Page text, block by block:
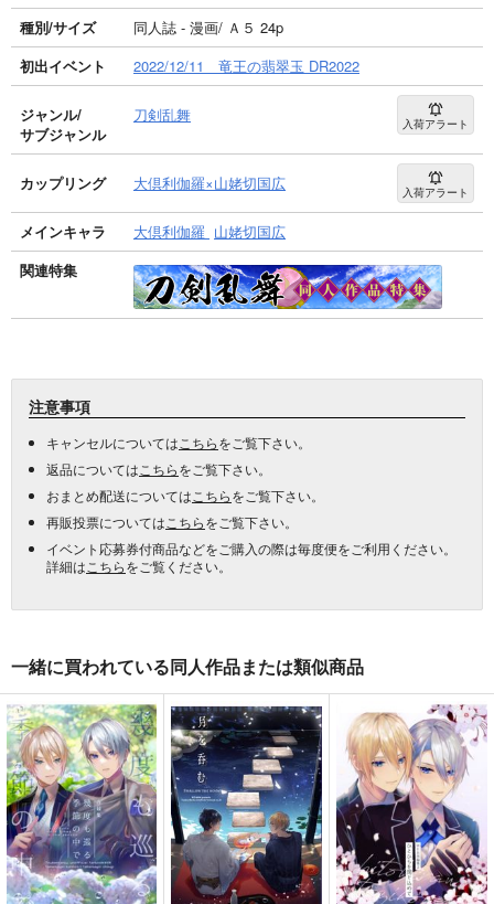
種別/サイズ
同人誌 - 漫画/ Ａ５ 24p
初出イベント
2022/12/11 竜王の翡翠玉 DR2022
ジャンル/
サブジャンル
刀剣乱舞 入荷アラート
カップリング 大倶利伽羅×山姥切国広 入荷アラート
メインキャラ 大倶利伽羅 山姥切国広
関連特集
注意事項
キャンセルについては こちらをご覧下さい。
返品については こちらをご覧下さい。
おまとめ配送については こちらをご覧下さい。
再販投票については こちらをご覧下さい。
イベント応募券付商品などをご購入の際は毎度便をご利用ください。
詳細は こちらをご覧ください。
一緒に買われている同人作品または類似商品